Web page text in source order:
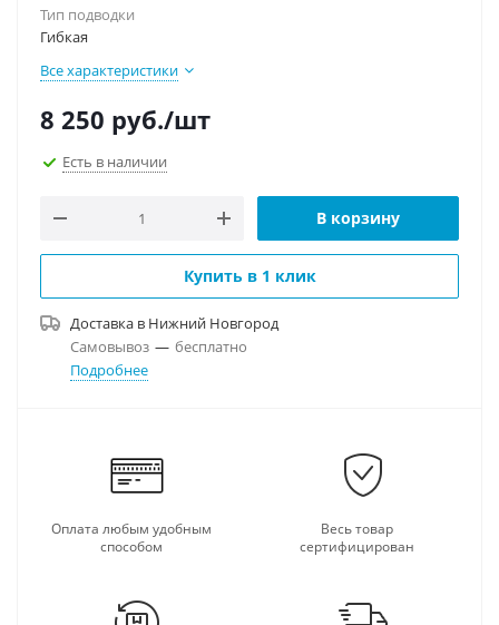
Тип подводки
Гибкая
Все характеристики
8 250 руб./шт
Есть в наличии
В корзину
Купить в 1 клик
Доставка в Нижний Новгород
Самовывоз — бесплатно
Подробнее
Оплата любым удобным
способом
Весь товар
сертифицирован